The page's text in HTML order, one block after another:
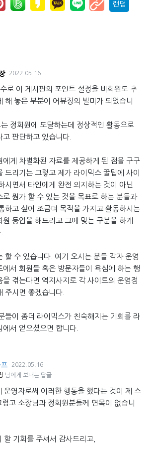
랜덤
2022.05.16
로 이 게시판의 포인트 설정을 비회원도 추
해 놓은 부분이 어뷰징의 빌미가 되었습니
정회원에 도달하는데 정상적인 활동으로
고 판단하고 있습니다.
에게 차별화된 자료를 제공하게 된 점을 구구
드리기는 그렇고 제가 라이믹스 꿀팁에 사이
시면서 타인에게 완전 의지하는 것이 아닌
로 뭔가 할 수 있는 것을 목표로 하는 분들과
하고 싶어 조금더 목적을 가지고 활동하시는
원 등업을 해드리고 그에 맞는 구분을 하게
할 수 있습니다. 여기 오시는 분들 각자 운영
에서 회원들 혹은 방문자들이 욕심에 하는 행
을 겪는다면 역지사지로 각 사이트의 운영정
주시면 좋겠습니다.
들이 좀더 라이믹스가 친숙해지는 기회를 라
에서 얻으셨으면 합니다.
2022.05.16
님에게 보내는 답글
운영자로써 이러한 행동을 했다는 것이 제 스
고 소장님과 정회원분들께 면목이 없습니
할 기회를 주셔서 감사드리고,